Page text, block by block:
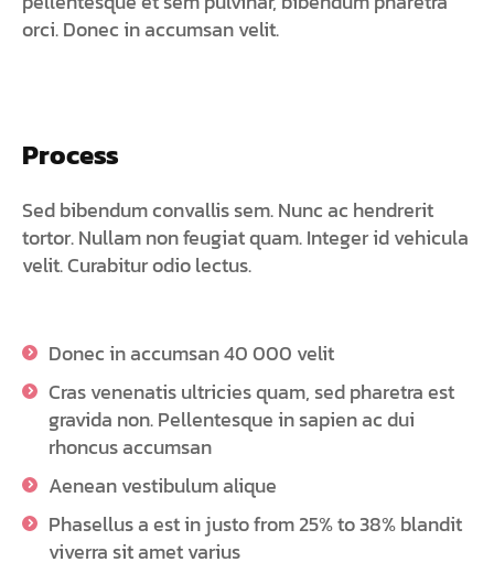
orci. Donec in accumsan velit.
Process
Sed bibendum convallis sem. Nunc ac hendrerit
tortor. Nullam non feugiat quam. Integer id vehicula
velit. Curabitur odio lectus.
Donec in accumsan 40 000 velit
Cras venenatis ultricies quam, sed pharetra est
gravida non. Pellentesque in sapien ac dui
rhoncus accumsan
Aenean vestibulum alique
Phasellus a est in justo from 25% to 38% blandit
viverra sit amet varius